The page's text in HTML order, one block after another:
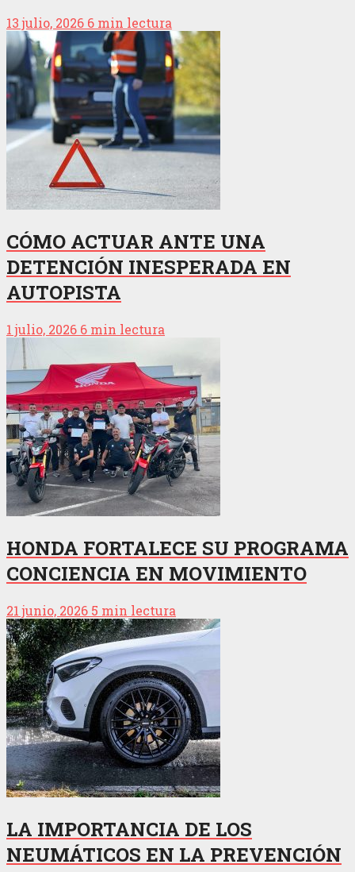
13 julio, 2026 6 min lectura
CÓMO ACTUAR ANTE UNA
DETENCIÓN INESPERADA EN
AUTOPISTA
1 julio, 2026 6 min lectura
HONDA FORTALECE SU PROGRAMA
CONCIENCIA EN MOVIMIENTO
21 junio, 2026 5 min lectura
LA IMPORTANCIA DE LOS
NEUMÁTICOS EN LA PREVENCIÓN